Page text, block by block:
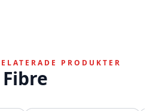
PRODUKTER
Fibre